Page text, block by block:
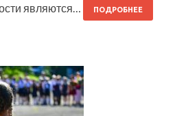
являются…
ПОДРОБНЕЕ